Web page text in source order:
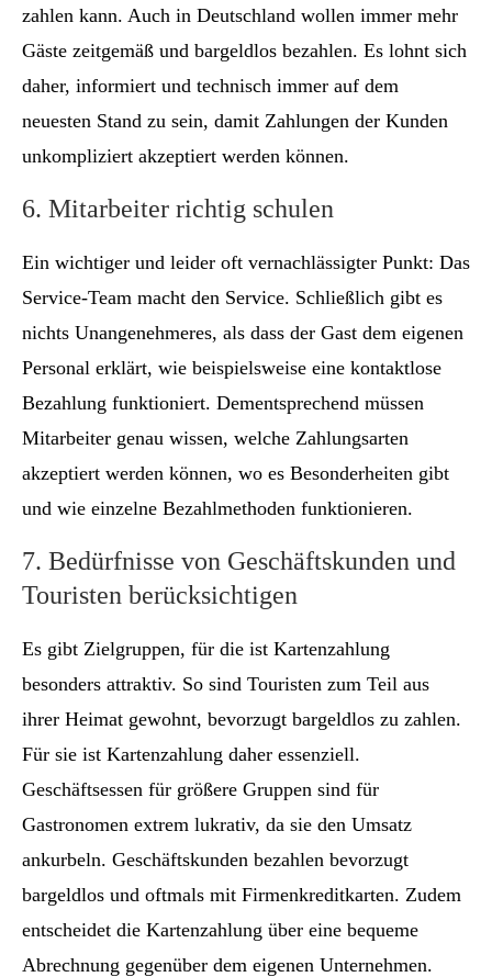
zahlen kann. Auch in Deutschland wollen immer mehr
Gäste zeitgemäß und bargeldlos bezahlen. Es lohnt sich
daher, informiert und technisch immer auf dem
neuesten Stand zu sein, damit Zahlungen der Kunden
unkompliziert akzeptiert werden können.
6. Mitarbeiter richtig schulen
Ein wichtiger und leider oft vernachlässigter Punkt: Das
Service-Team macht den Service. Schließlich gibt es
nichts Unangenehmeres, als dass der Gast dem eigenen
Personal erklärt, wie beispielsweise eine kontaktlose
Bezahlung funktioniert. Dementsprechend müssen
Mitarbeiter genau wissen, welche Zahlungsarten
akzeptiert werden können, wo es Besonderheiten gibt
und wie einzelne Bezahlmethoden funktionieren.
7. Bedürfnisse von Geschäftskunden und
Touristen berücksichtigen
Es gibt Zielgruppen, für die ist Kartenzahlung
besonders attraktiv. So sind Touristen zum Teil aus
ihrer Heimat gewohnt, bevorzugt bargeldlos zu zahlen.
Für sie ist Kartenzahlung daher essenziell.
Geschäftsessen für größere Gruppen sind für
Gastronomen extrem lukrativ, da sie den Umsatz
ankurbeln. Geschäftskunden bezahlen bevorzugt
bargeldlos und oftmals mit Firmenkreditkarten. Zudem
entscheidet die Kartenzahlung über eine bequeme
Abrechnung gegenüber dem eigenen Unternehmen.